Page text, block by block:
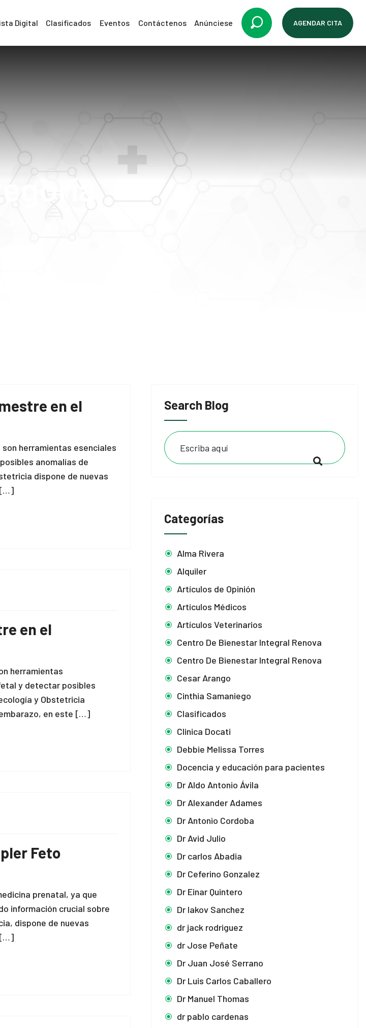
Digital Clasificados Eventos Contáctenos Anúnciese AGENDAR CITA
Search Blog
Categorías
Alma Rivera
Alquiler
Artículos de Opinión
Artículos Médicos
Artículos Veterinarios
Centro De Bienestar Integral Renova
Centro De Bienestar Integral Renova
Cesar Arango
Cinthia Samaniego
Clasificados
Clinica Docati
Debbie Melissa Torres
Docencia y educación para pacientes
Dr Aldo Antonio Ávila
Dr Alexander Adames
Dr Antonio Cordoba
Dr Avid Julio
Dr carlos Abadia
Dr Ceferino Gonzalez
Dr Einar Quintero
Dr Iakov Sanchez
dr jack rodriguez
dr Jose Peñate
Dr Juan José Serrano
Dr Luis Carlos Caballero
Dr Manuel Thomas
dr pablo cardenas
en el
herramientas esenciales
anomalías de
dispone de nuevas
[…]
en el
herramientas
y detectar posibles
y Obstetricia
en este […]
Feto
prenatal, ya que
información crucial sobre
dispone de nuevas
[…]